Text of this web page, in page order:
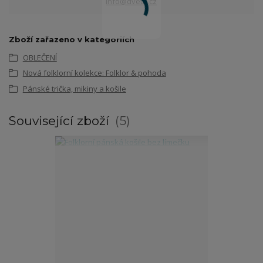
Zboží zařazeno v kategoriích
OBLEČENÍ
Nová folklorní kolekce: Folklor & pohoda
Pánské trička, mikiny a košile
Související zboží 5